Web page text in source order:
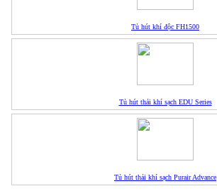
Tủ hút khí độc FH1500
Tủ hút thải khí sạch EDU Series
Tủ hút thải khí sạch Purair Advance